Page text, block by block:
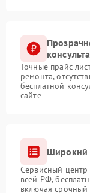
Точные прайс-
ремонта,
бесплатной
сайте
Широкий
Сервисный центр
всей РФ,
включая срочный